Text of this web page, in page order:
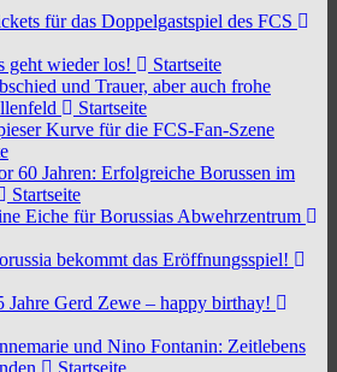
für das Doppelgastspiel des FCS
geht wieder los!
Startseite
und Trauer, aber auch frohe
Startseite
Kurve für die FCS-Fan-Szene
60 Jahren: Erfolgreiche Borussen im
Startseite
Eiche für Borussias Abwehrzentrum
bekommt das Eröffnungsspiel!
Jahre Gerd Zewe – happy birthay!
und Nino Fontanin: Zeitlebens
Startseite